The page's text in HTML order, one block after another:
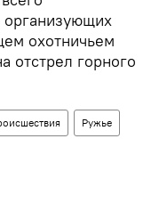
организующих
охотничьем
отстрел горного
Ружье